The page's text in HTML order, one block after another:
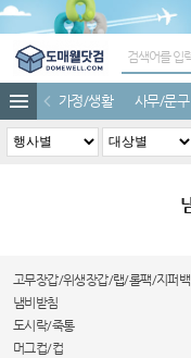
가정/생활 사무/문구
고무장갑/위생장갑/랩/롤팩/지퍼백
냄비받침
도시락/죽통
머그컵/컵